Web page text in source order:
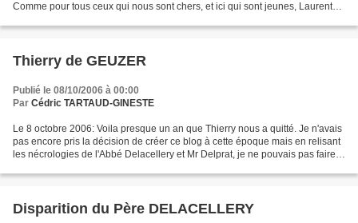
Comme pour tous ceux qui nous sont chers, et ici qui sont jeunes, Laurent
Thierry de GEUZER
Publié le 08/10/2006 à 00:00
Par Cédric TARTAUD-GINESTE
Le 8 octobre 2006: Voila presque un an que Thierry nous a quitté. Je n'avais
pas encore pris la décision de créer ce blog à cette époque mais en relisant
les nécrologies de l'Abbé Delacellery et Mr Delprat, je ne pouvais pas faire
Disparition du Père DELACELLERY